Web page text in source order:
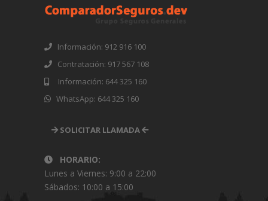
Información: 912 916 100
Contratación: 917 567 108
Información: 644 325 160
WhatsApp: 644 325 160
SOLICITAR LLAMADA
HORARIO:
Lunes a Viernes: 9:00 a 22:00
Sábados: 10:00 a 15:00